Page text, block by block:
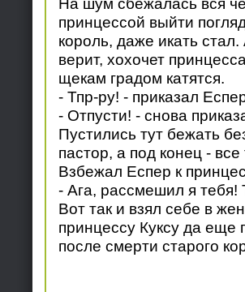
принцессой выйти
король, даже икать стал.
верит, хохочет
щекам градом катятся.
- Тпр-ру! - приказал
- Отпусти! - снова
Пустились тут бежать
пастор, а под конец -
Взбежал Еспер к
- Ага, рассмешил я тебя!
Вот так и взял себе в
принцессу Куксу да еще
после смерти старого